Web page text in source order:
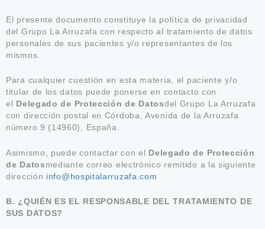
El presente documento constituye la política de privacidad
del Grupo La Arruzafa con respecto al tratamiento de datos
personales de sus pacientes y/o representantes de los
mismos.
Para cualquier cuestión en esta materia, el paciente y/o
titular de los datos puede ponerse en contacto con
el Delegado de Protección de Datosdel Grupo La Arruzafa
con dirección postal en Córdoba, Avenida de la Arruzafa
número 9 (14960), España.
Asimismo, puede contactar con el Delegado de Protección
de Datosmediante correo electrónico remitido a la siguiente
dirección info@hospitalarruzafa.com
B. ¿QUIÉN ES EL RESPONSABLE DEL TRATAMIENTO DE
SUS DATOS?